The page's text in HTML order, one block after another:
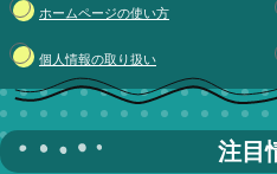
ホームページの使い方
個人情報の取り扱い
注目